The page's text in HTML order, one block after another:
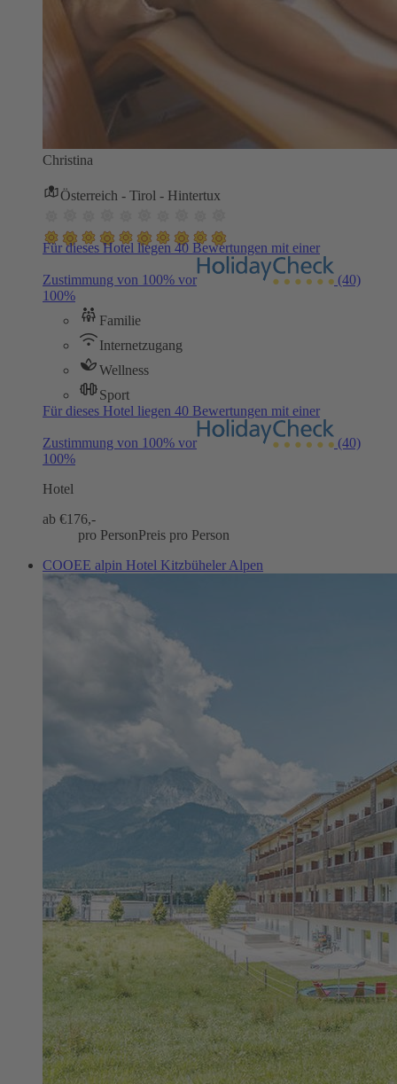
Christina
Österreich - Tirol - Hintertux
Für dieses Hotel liegen 40 Bewertungen mit einer
Zustimmung von 100% vor
(40)
100%
Familie
Internetzugang
Wellness
Sport
Für dieses Hotel liegen 40 Bewertungen mit einer
Zustimmung von 100% vor
(40)
100%
Hotel
ab €176,-
pro PersonPreis pro Person
COOEE alpin Hotel Kitzbüheler Alpen